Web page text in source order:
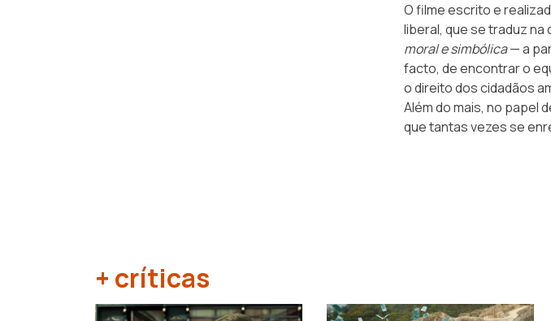
O filme escrito e
liberal, que se traduz
moral e simbólica— a
facto, de encontrar o
o direito dos cidadãos
Além do mais, no papel
que tantas vezes se
+ críticas